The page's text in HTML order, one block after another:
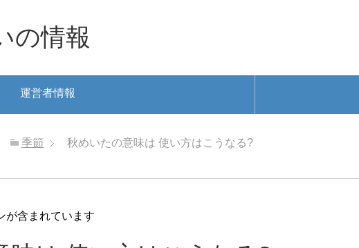
の情報
運営者情報
季節 秋めいたの意味は 使い方はこうなる?
が含まれています